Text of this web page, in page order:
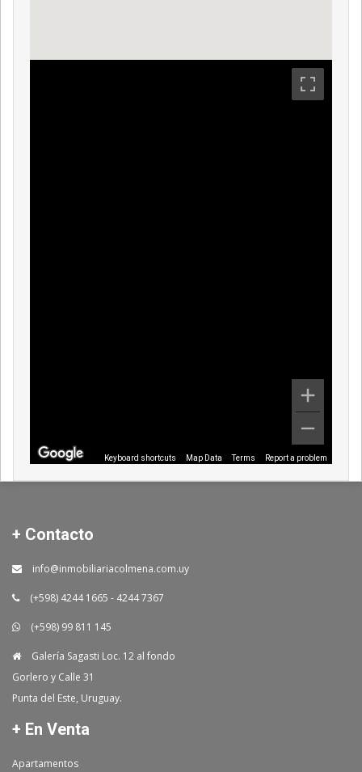
Keyboard shortcuts Map Data Terms Report a problem
+ Contacto
info@inmobiliariacolmena.com.uy
(+598) 4244 1665 - 4244 7367
(+598) 99 811 145
Galería Sagasti Loc. 12 al fondo
Gorlero y Calle 31
Punta del Este, Uruguay.
+ En Venta
Apartamentos